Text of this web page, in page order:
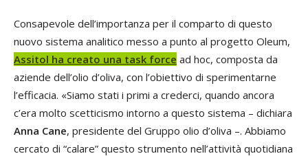
Consapevole dell’importanza per il comparto di questo
nuovo sistema analitico messo a punto al progetto Oleum,
Assitol ha creato una task force ad hoc, composta da
aziende dell’olio d’oliva, con l’obiettivo di sperimentarne
l’efficacia. «Siamo stati i primi a crederci, quando ancora
c’era molto scetticismo intorno a questo sistema – dichiara
Anna Cane, presidente del Gruppo olio d’oliva –. Abbiamo
cercato di “calare” questo strumento nell’attività quotidiana